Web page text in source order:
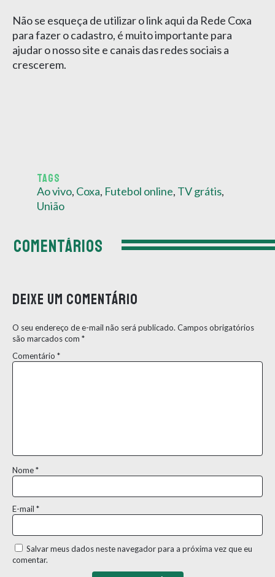
Não se esqueça de utilizar o link aqui da Rede Coxa
para fazer o cadastro, é muito importante para
ajudar o nosso site e canais das redes sociais a
crescerem.
TAGS
Ao vivo, Coxa, Futebol online, TV grátis,
União
COMENTÁRIOS
Deixe um comentário
O seu endereço de e-mail não será publicado. Campos obrigatórios
são marcados com *
Comentário *
Nome*
E-mail *
Salvar meus dados neste navegador para a próxima vez que eu
comentar.